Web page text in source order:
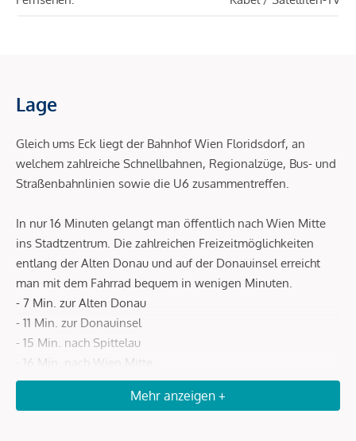
Lage
Gleich ums Eck liegt der Bahnhof Wien Floridsdorf, an
welchem zahlreiche Schnellbahnen, Regionalzüge, Bus- und
Straßenbahnlinien sowie die U6 zusammentreffen.
In nur 16 Minuten gelangt man öffentlich nach Wien Mitte
ins Stadtzentrum. Die zahlreichen Freizeitmöglichkeiten
entlang der Alten Donau und auf der Donauinsel erreicht
man mit dem Fahrrad bequem in wenigen Minuten.
- 7 Min. zur Alten Donau
- 11 Min. zur Donauinsel
- 15 Min. nach Spittelau
- 16 Min. nach Wien Mitte
Mehr anzeigen +